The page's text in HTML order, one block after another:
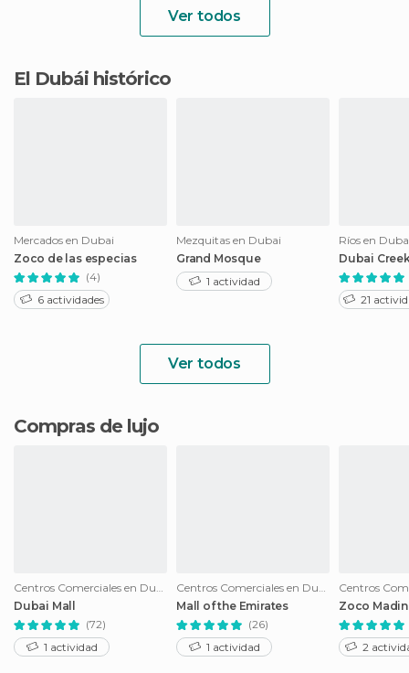
Ver todos
El Dubái histórico
Mercados en Dubai
Zoco de las especias
(4)
6 actividades
Mezquitas en Dubai
Grand Mosque
1 actividad
Ríos en
Dubai
21
Ver todos
Compras de lujo
Centros Comerciales en Dubai
Dubai Mall
(72)
1 actividad
Centros Comerciales en Dubai
Mall of the Emirates
(26)
1 actividad
Zoco
2